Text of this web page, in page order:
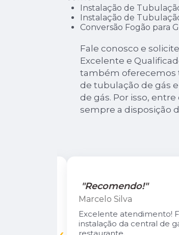
Instalação de
Instalação de
Conversão Fogão para
Fale conosco e
Excelente e
também oferecemos
de tubulação de gás
de gás. Por isso,
sempre a disposição
"Recomendo!"
Marcelo Silva
Excelente atendimento!
instalação da central de
restaurante.